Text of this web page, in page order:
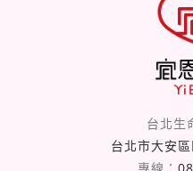
台北生
台北市大安